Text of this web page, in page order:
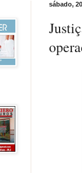
sábado,